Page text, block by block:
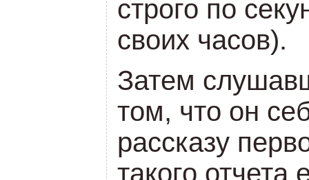
строго по
своих часов).
Затем
том, что он
рассказу
такого